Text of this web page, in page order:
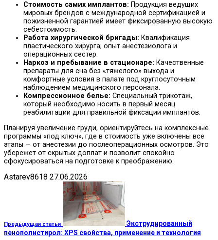
Стоимость самих имплантов: Продукция ведущих
мировых брендов с международной сертификацией и
пожизненной гарантией имеет фиксированную высокую
себестоимость.
Работа хирургической бригады: Квалификация
пластического хирурга, опыт анестезиолога и
операционных сестер.
Наркоз и пребывание в стационаре: Качественные
препараты для сна без «тяжелого» выхода и
комфортные условия в палате под круглосуточным
наблюдением медицинского персонала.
Компрессионное белье: Специальный трикотаж,
который необходимо носить в первый месяц
реабилитации для правильной фиксации имплантов.
Планируя увеличение груди, ориентируйтесь на комплексные
программы «под ключ», где в стоимость уже включены все
этапы — от анестезии до послеоперационных осмотров. Это
убережет от скрытых доплат и позволит спокойно
сфокусироваться на подготовке к преображению.
Astarev8618 27.06.2026
Предыдущая статья
Экструдированный
пенополистирол: XPS свойства, применение и технология